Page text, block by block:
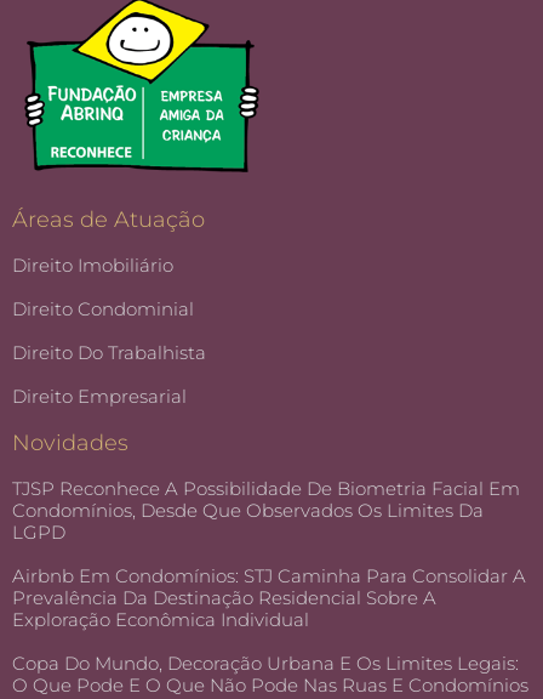
Áreas de Atuação
Direito Imobiliário
Direito Condominial
Direito Do Trabalhista
Direito Empresarial
Novidades
TJSP Reconhece A Possibilidade De Biometria Facial Em
Condomínios, Desde Que Observados Os Limites Da
LGPD
Airbnb Em Condomínios: STJ Caminha Para Consolidar A
Prevalência Da Destinação Residencial Sobre A
Exploração Econômica Individual
Copa Do Mundo, Decoração Urbana E Os Limites Legais:
O Que Pode E O Que Não Pode Nas Ruas E Condomínios